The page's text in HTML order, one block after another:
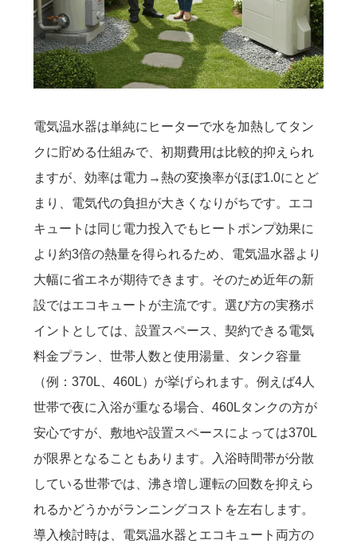
電気温水器は単純にヒーターで水を加熱してタン
クに貯める仕組みで、初期費用は比較的抑えられ
ますが、効率は電力→熱の変換率がほぼ1.0にとど
まり、電気代の負担が大きくなりがちです。エコ
キュートは同じ電力投入でもヒートポンプ効果に
より約3倍の熱量を得られるため、電気温水器より
大幅に省エネが期待できます。そのため近年の新
設ではエコキュートが主流です。選び方の実務ポ
イントとしては、設置スペース、契約できる電気
料金プラン、世帯人数と使用湯量、タンク容量
（例：370L、460L）が挙げられます。例えば4人
世帯で夜に入浴が重なる場合、460Lタンクの方が
安心ですが、敷地や設置スペースによっては370L
が限界となることもあります。入浴時間帯が分散
している世帯では、沸き増し運転の回数を抑えら
れるかどうかがランニングコストを左右します。
導入検討時は、電気温水器とエコキュート両方の